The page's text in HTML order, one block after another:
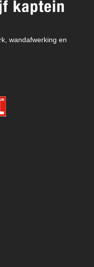
wandafwerking en